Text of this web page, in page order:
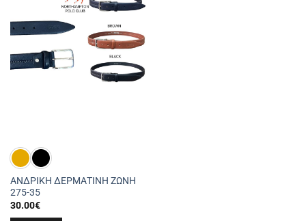
ΑΝΔΡΙΚΗ ΔΕΡΜΑΤΙΝΗ ΖΩΝΗ
275-35
30.00€